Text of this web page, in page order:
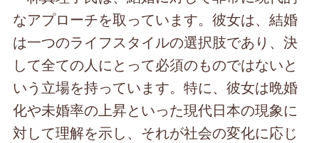
なアプローチを取っています。彼女は、結婚
は一つのライフスタイルの選択肢であり、決
して全ての人にとって必須のものではないと
いう立場を持っています。特に、彼女は晩婚
化や未婚率の上昇といった現代日本の現象に
対して理解を示し、それが社会の変化に応じ